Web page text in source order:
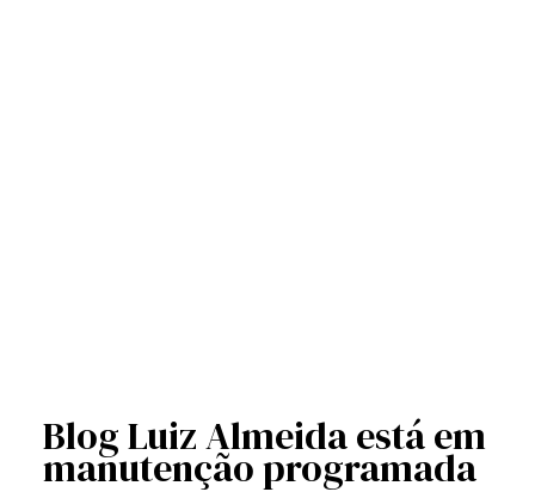
Blog Luiz Almeida está em
manutenção programada